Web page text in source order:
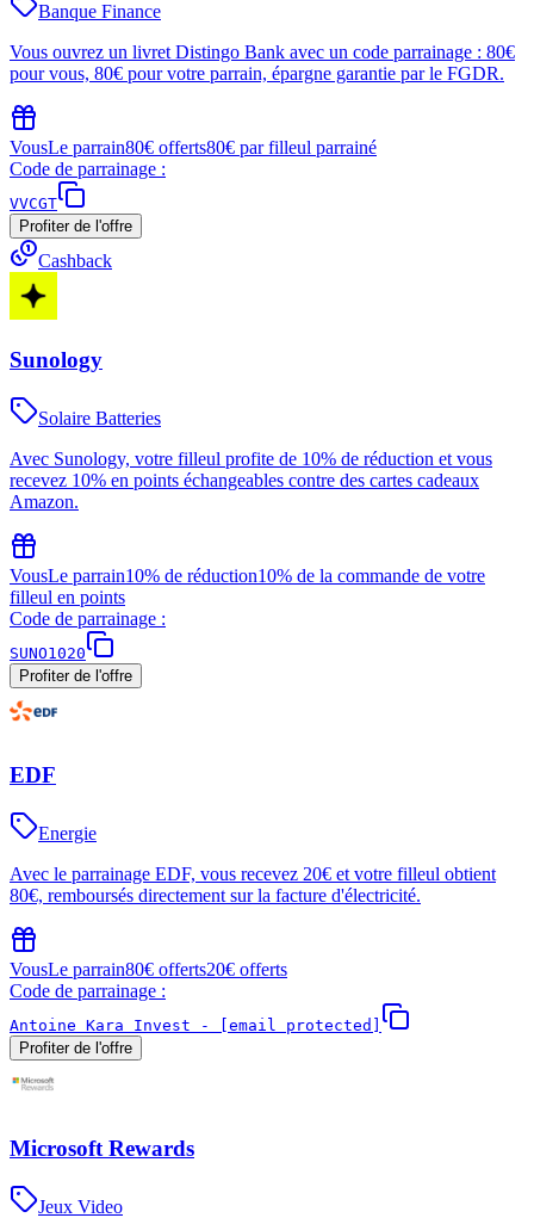
Banque Finance
Vous ouvrez un livret Distingo Bank avec un code parrainage : 80€
pour vous, 80€ pour votre parrain, épargne garantie par le FGDR.
VousLe parrain80€ offerts80€ par filleul parrainé
Code de parrainage :
VVCGT
Profiter de l'offre
Cashback
Sunology
Solaire Batteries
Avec Sunology, votre filleul profite de 10% de réduction et vous
recevez 10% en points échangeables contre des cartes cadeaux
Amazon.
VousLe parrain10% de réduction10% de la commande de votre
filleul en points
Code de parrainage :
SUNO1020
Profiter de l'offre
EDF
Energie
Avec le parrainage EDF, vous recevez 20€ et votre filleul obtient
80€, remboursés directement sur la facture d'électricité.
VousLe parrain80€ offerts20€ offerts
Code de parrainage :
Antoine Kara Invest -
[email protected]
Profiter de l'offre
Microsoft Rewards
Jeux Video